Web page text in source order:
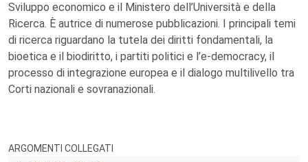
Sviluppo economico e il Ministero dell’Università e della
Ricerca. È autrice di numerose pubblicazioni. I principali temi
di ricerca riguardano la tutela dei diritti fondamentali, la
bioetica e il biodiritto, i partiti politici e l’e-democracy, il
processo di integrazione europea e il dialogo multilivello tra
Corti nazionali e sovranazionali.
ARGOMENTI COLLEGATI